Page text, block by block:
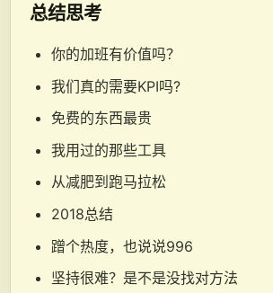
总结思考
你的加班有价值吗？
我们真的需要KPI吗?
免费的东西最贵
我用过的那些工具
从减肥到跑马拉松
2018总结
蹭个热度，也说说996
坚持很难？是不是没找对方法